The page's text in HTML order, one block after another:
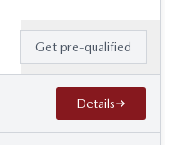
Get pre-qualified
Details